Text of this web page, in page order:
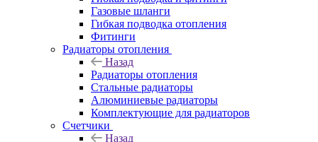
Газовые шланги
Гибкая подводка отопления
Фитинги
Радиаторы отопления
Назад
Радиаторы отопления
Стальные радиаторы
Алюминиевые радиаторы
Комплектующие для радиаторов
Счетчики
Назад